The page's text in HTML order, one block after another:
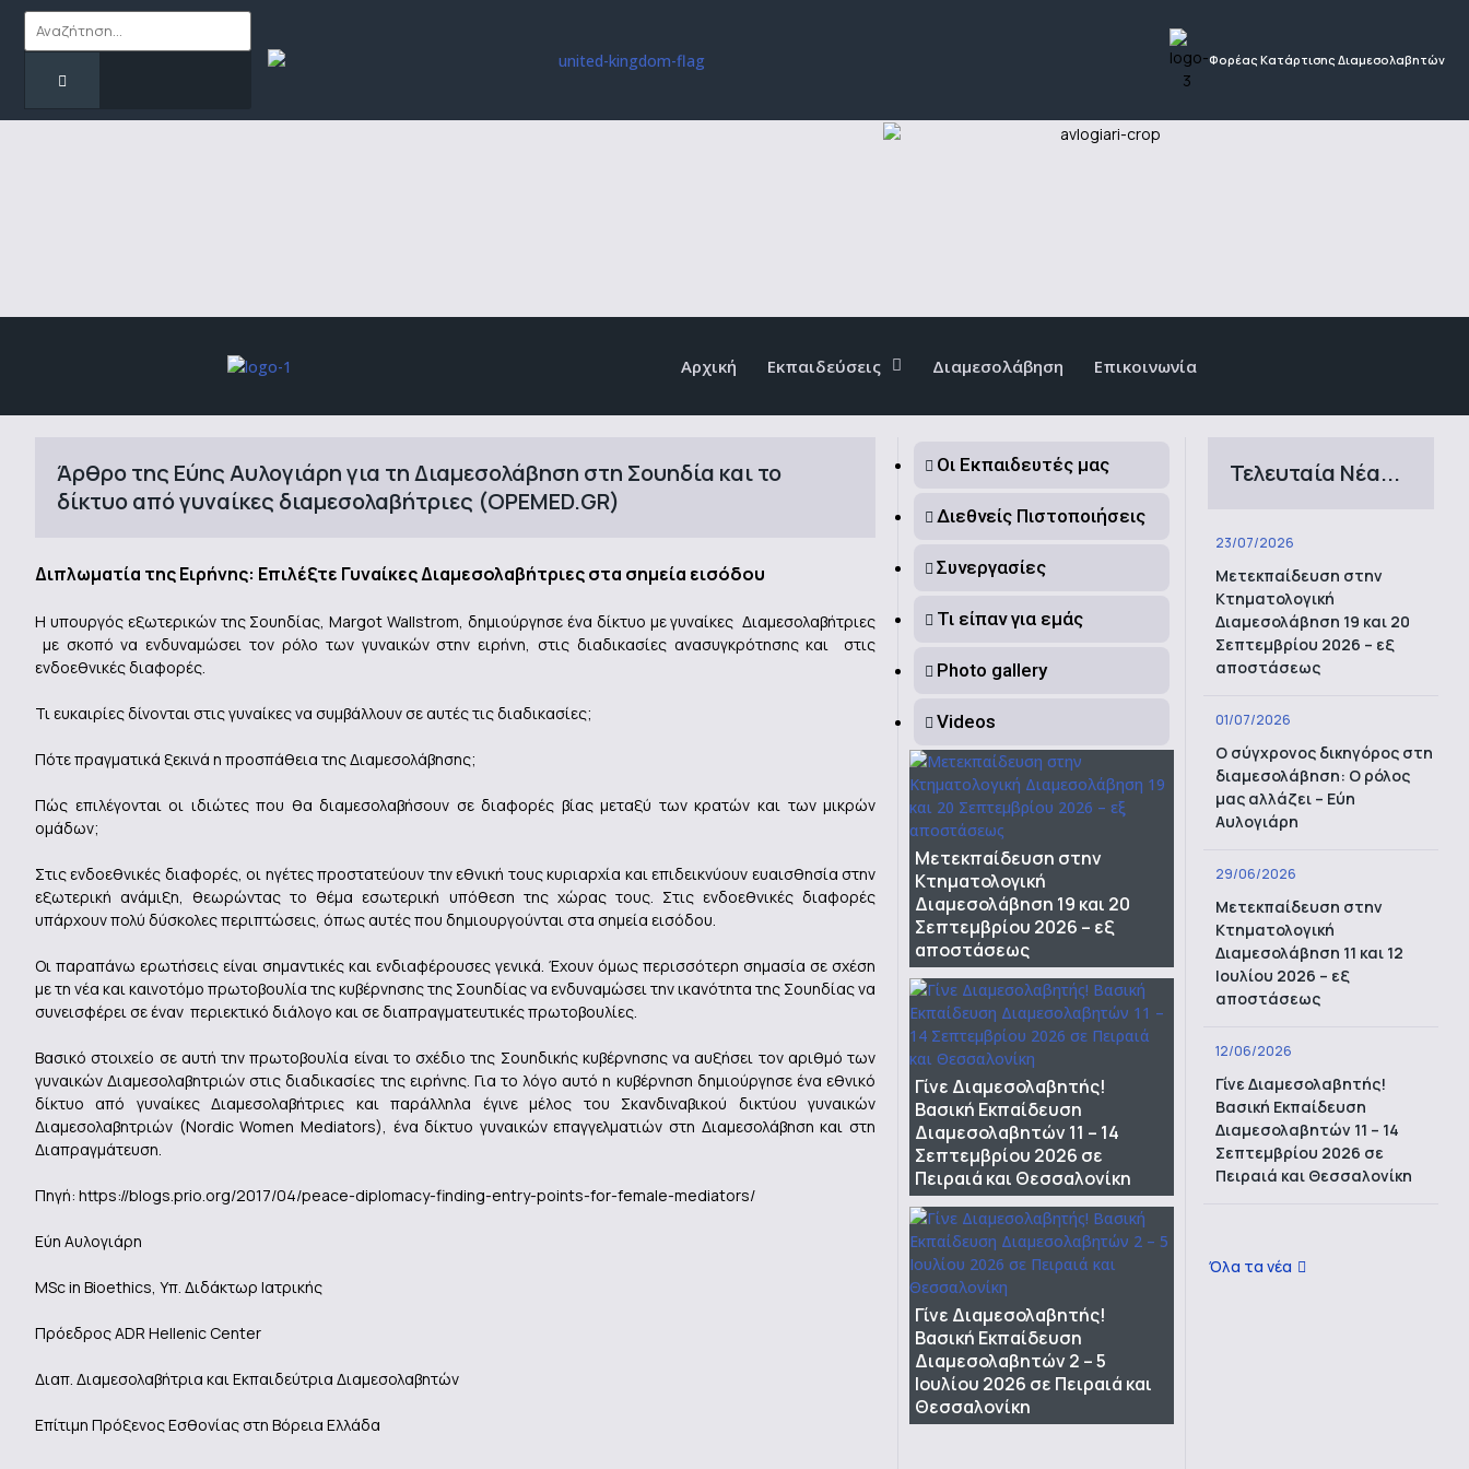
Φορέας Κατάρτισης Διαμεσολαβητών
Αρχική Εκπαιδεύσεις Διαμεσολάβηση Επικοινωνία
Άρθρο της Εύης Αυλογιάρη για τη Διαμεσολάβηση στη Σουηδία και το
δίκτυο από γυναίκες διαμεσολαβήτριες (OPEMED.GR)
Διπλωματία της Eιρήνης: Eπιλέξτε Γυναίκες Διαμεσολαβήτριες στα σημεία εισόδου
H υπουργός εξωτερικών της Σουηδίας, Margot Wallstrom, δημιούργησε ένα δίκτυο με γυναίκες Διαμεσολαβήτριες
με σκοπό να ενδυναμώσει τον ρόλο των γυναικών στην ειρήνη, στις διαδικασίες ανασυγκρότησης και στις
ενδοεθνικές διαφορές.
Τι ευκαιρίες δίνονται στις γυναίκες να συμβάλλουν σε αυτές τις διαδικασίες;
Πότε πραγματικά ξεκινά η προσπάθεια της Διαμεσολάβησης;
Πώς επιλέγονται οι ιδιώτες που θα διαμεσολαβήσουν σε διαφορές βίας μεταξύ των κρατών και των μικρών
ομάδων;
Στις ενδοεθνικές διαφορές, οι ηγέτες προστατεύουν την εθνική τους κυριαρχία και επιδεικνύουν ευαισθησία στην
εξωτερική ανάμιξη, θεωρώντας το θέμα εσωτερική υπόθεση της χώρας τους. Στις ενδοεθνικές διαφορές
υπάρχουν πολύ δύσκολες περιπτώσεις, όπως αυτές που δημιουργούνται στα σημεία εισόδου.
Οι παραπάνω ερωτήσεις είναι σημαντικές και ενδιαφέρουσες γενικά. Έχουν όμως περισσότερη σημασία σε σχέση
με τη νέα και καινοτόμο πρωτοβουλία της κυβέρνησης της Σουηδίας να ενδυναμώσει την ικανότητα της Σουηδίας να
συνεισφέρει σε έναν περιεκτικό διάλογο και σε διαπραγματευτικές πρωτοβουλίες.
Βασικό στοιχείο σε αυτή την πρωτοβουλία είναι το σχέδιο της Σουηδικής κυβέρνησης να αυξήσει τον αριθμό των
γυναικών Διαμεσολαβητριών στις διαδικασίες της ειρήνης. Για το λόγο αυτό η κυβέρνηση δημιούργησε ένα εθνικό
δίκτυο από γυναίκες Διαμεσολαβήτριες και παράλληλα έγινε μέλος του Σκανδιναβικού δικτύου γυναικών
Διαμεσολαβητριών (Nordic Women Mediators), ένα δίκτυο γυναικών επαγγελματιών στη Διαμεσολάβηση και στη
Διαπραγμάτευση.
Πηγή: https://blogs.prio.org/2017/04/peace-diplomacy-finding-entry-points-for-female-mediators/
Εύη Αυλογιάρη
MSc in Bioethics, Υπ. Διδάκτωρ Ιατρικής
Πρόεδρος ADR Hellenic Center
Διαπ. Διαμεσολαβήτρια και Εκπαιδεύτρια Διαμεσολαβητών
Eπίτιμη Πρόξενος Εσθονίας στη Βόρεια Ελλάδα
Οι Εκπαιδευτές μας
Διεθνείς Πιστοποιήσεις
Συνεργασίες
Τι είπαν για εμάς
Photo gallery
Videos
Μετεκπαίδευση στην
Κτηματολογική
Διαμεσολάβηση 19 και 20
Σεπτεμβρίου 2026 – εξ
αποστάσεως
Γίνε Διαμεσολαβητής!
Βασική Εκπαίδευση
Διαμεσολαβητών 11 – 14
Σεπτεμβρίου 2026 σε
Πειραιά και Θεσσαλονίκη
Γίνε Διαμεσολαβητής!
Βασική Εκπαίδευση
Διαμεσολαβητών 2 – 5
Ιουλίου 2026 σε Πειραιά και
Θεσσαλονίκη
Τελευταία Νέα...
23/07/2026
Μετεκπαίδευση στην
Κτηματολογική
Διαμεσολάβηση 19 και 20
Σεπτεμβρίου 2026 – εξ
αποστάσεως
01/07/2026
Ο σύγχρονος δικηγόρος στη
διαμεσολάβηση: Ο ρόλος
μας αλλάζει – Εύη
Αυλογιάρη
29/06/2026
Μετεκπαίδευση στην
Κτηματολογική
Διαμεσολάβηση 11 και 12
Ιουλίου 2026 – εξ
αποστάσεως
12/06/2026
Γίνε Διαμεσολαβητής!
Βασική Εκπαίδευση
Διαμεσολαβητών 11 – 14
Σεπτεμβρίου 2026 σε
Πειραιά και Θεσσαλονίκη
Όλα τα νέα